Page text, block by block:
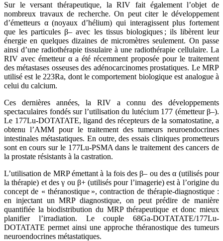
Sur le versant thérapeutique, la RIV fait également l’objet de
nombreux travaux de recherche. On peut citer le développement
d’émetteurs α (noyaux d’hélium) qui interagissent plus fortement
que les particules β– avec les tissus biologiques ; ils libèrent leur
énergie en quelques dizaines de micromètres seulement. On passe
ainsi d’une radiothérapie tissulaire à une radiothérapie cellulaire. La
RIV avec émetteur α a été récemment proposée pour le traitement
des métastases osseuses des adénocarcinomes prostatiques. Le MRP
utilisé est le 223Ra, dont le comportement biologique est analogue à
celui du calcium.
Ces dernières années, la RIV a connu des développements
spectaculaires fondés sur l’utilisation du lutécium 177 (émetteur β–).
Le 177Lu-DOTATATE, ligand des récepteurs de la somatostatine, a
obtenu l’AMM pour le traitement des tumeurs neuroendocrines
intestinales métastatiques. En outre, des essais cliniques prometteurs
sont en cours sur le 177Lu-PSMA dans le traitement des cancers de
la prostate résistants à la castration.
L’utilisation de MRP émettant à la fois des β– ou des α (utilisés pour
la thérapie) et des γ ou β+ (utilisés pour l’imagerie) est à l’origine du
concept de « théranostique », contraction de thérapie-diagnostique :
en injectant un MRP diagnostique, on peut prédire de manière
quantifiée la biodistribution du MRP thérapeutique et donc mieux
planifier l’irradiation. Le couple 68Ga-DOTATATE/177Lu-
DOTATATE permet ainsi une approche théranostique des tumeurs
neuroendocrines métastatiques.